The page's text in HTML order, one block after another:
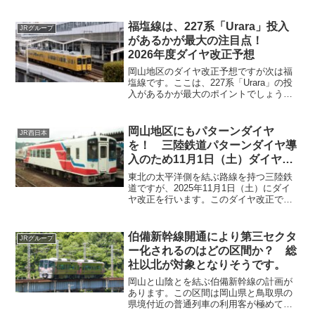
JRグループ
福塩線は、227系「Urara」投入
があるかが最大の注目点！
2026年度ダイヤ改正予想
岡山地区のダイヤ改正予想ですが次は福
塩線です。ここは、227系「Urara」の投
入があるかが最大のポイントでしょう。
判断が出来ない状況にあります。しか
し、105系も新しい車両ではないため近い
うちに置き換えがあると思われます。
JR西日本
岡山地区にもパターンダイヤ
を！ 三陸鉄道パターンダイヤ導
入のため11月1日（土）ダイヤ改
正！
東北の太平洋側を結ぶ路線を持つ三陸鉄
道ですが、2025年11月1日（土）にダイ
ヤ改正を行います。このダイヤ改正で
ます。現状、吉備線（桃太郎線）以外、
データイムのダイヤが均一ではない岡山
地区でもパターンダイヤ化は難しいので
しょうか。
JRグループ
伯備新幹線開通により第三セクタ
ー化されるのはどの区間か？ 総
社以北が対象となりそうです。
岡山と山陰とを結ぶ伯備新幹線の計画が
あります。この区間は岡山県と鳥取県の
県境付近の普通列車の利用客が極めて少